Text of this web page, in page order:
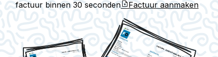
factuur binnen 30 seconden Factuur aanmaken